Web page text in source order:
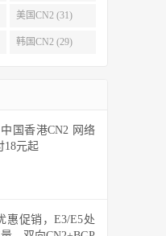
美国CN2 (31)
韩国CN2 (29)
国香港CN2 网络
18元起
惠促销，E3/E5处